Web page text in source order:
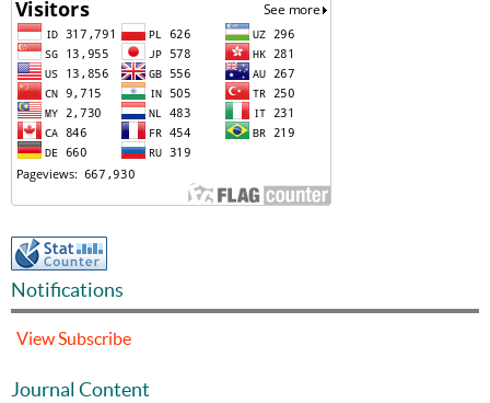
Notifications
ViewSubscribe
Journal Content